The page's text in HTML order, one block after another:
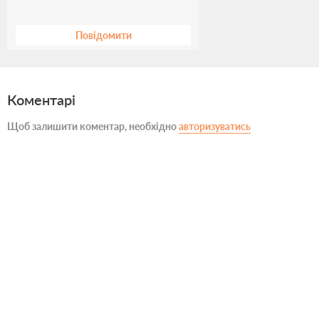
Повідомити
Коментарі
Щоб залишити коментар, необхідноавторизуватись